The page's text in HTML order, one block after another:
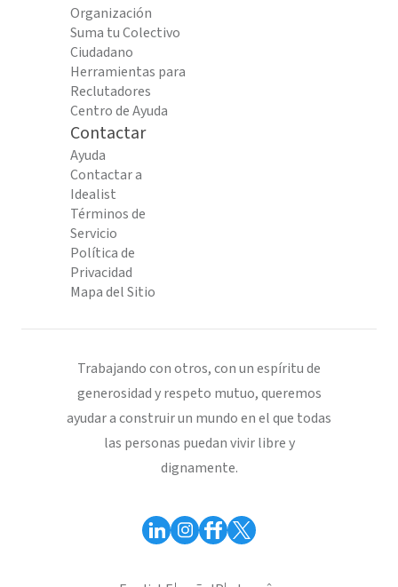
Organización
Suma tu Colectivo
Ciudadano
Herramientas para
Reclutadores
Centro de Ayuda
Contactar
Ayuda
Contactar a
Idealist
Términos de
Servicio
Política de
Privacidad
Mapa del Sitio
Trabajando con otros, con un espíritu de
generosidad y respeto mutuo, queremos
ayudar a construir un mundo en el que todas
las personas puedan vivir libre y
dignamente.